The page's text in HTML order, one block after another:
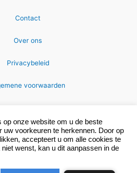
Contact
Over ons
Privacybeleid
voorwaarden
© 2026 MRC-technics
op onze website om u de beste
uw voorkeuren te herkennen. Door op
accepteert u om alle cookies te
wenst, kan u dit aanpassen in de